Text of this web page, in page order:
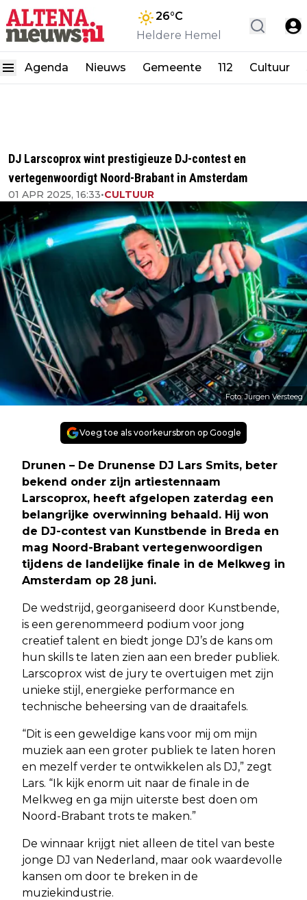
26°C
Heldere Hemel
Agenda Nieuws Gemeente 112 Cultuur
DJ Larscoprox wint prestigieuze DJ-contest en
vertegenwoordigt Noord-Brabant in Amsterdam
01 APR 2025, 16:33•CULTUUR
Foto: Jurgen Versteeg
Voeg toe als voorkeursbron op Google
Drunen – De Drunense DJ Lars Smits, beter
bekend onder zijn artiestennaam
Larscoprox, heeft afgelopen zaterdag een
belangrijke overwinning behaald. Hij won
de DJ-contest van Kunstbende in Breda en
mag Noord-Brabant vertegenwoordigen
tijdens de landelijke finale in de Melkweg in
Amsterdam op 28 juni.
De wedstrijd, georganiseerd door Kunstbende,
is een gerenommeerd podium voor jong
creatief talent en biedt jonge DJ’s de kans om
hun skills te laten zien aan een breder publiek.
Larscoprox wist de jury te overtuigen met zijn
unieke stijl, energieke performance en
technische beheersing van de draaitafels.
“Dit is een geweldige kans voor mij om mijn
muziek aan een groter publiek te laten horen
en mezelf verder te ontwikkelen als DJ,” zegt
Lars. “Ik kijk enorm uit naar de finale in de
Melkweg en ga mijn uiterste best doen om
Noord-Brabant trots te maken.”
De winnaar krijgt niet alleen de titel van beste
jonge DJ van Nederland, maar ook waardevolle
kansen om door te breken in de
muziekindustrie.